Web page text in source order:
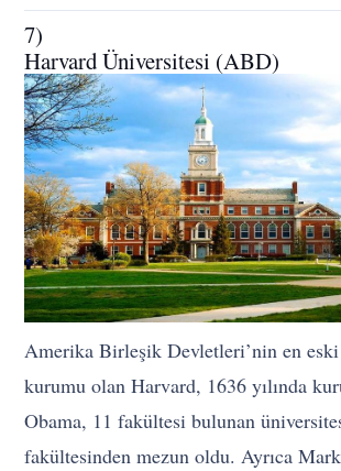
7)
Harvard Üniversitesi (ABD)
Amerika Birleşik Devletleri’nin en
kurumu olan Harvard, 1636 yılında
Obama, 11 fakültesi bulunan
fakültesinden mezun oldu. Ayrıca